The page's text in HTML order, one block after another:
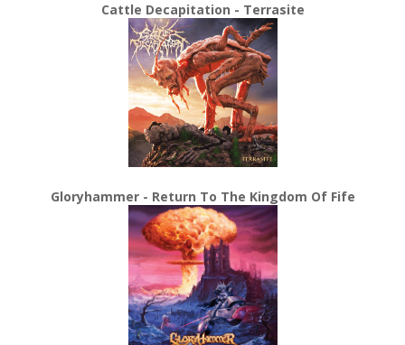
Cattle Decapitation - Terrasite
Gloryhammer - Return To The Kingdom Of Fife